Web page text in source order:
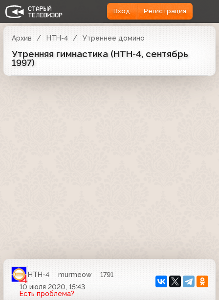
Вход Регистрация
Архив НТН-4 Утреннее домино
Утренняя гимнастика (НТН-4, сентябрь
1997)
НТН-4 murmeow
1791
10 июля 2020, 15:43
Есть проблема?